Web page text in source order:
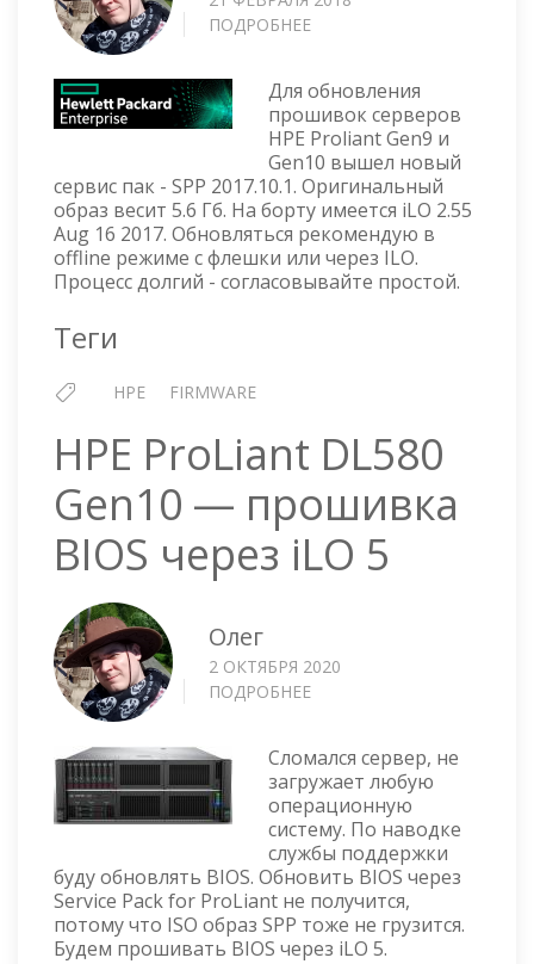
ПОДРОБНЕЕ
PACK
FOR
PROLIANT
—
VERSION
2017.10.1
Для обновления
прошивок серверов
HPE Proliant Gen9 и
Gen10 вышел новый
сервис пак - SPP 2017.10.1. Оригинальный
образ весит 5.6 Гб. На борту имеется iLO 2.55
Aug 16 2017. Обновляться рекомендую в
offline режиме с флешки или через ILO.
Процесс долгий - согласовывайте простой.
Теги
HPE FIRMWARE
HPE ProLiant DL580
Gen10 — прошивка
BIOS через iLO 5
Олег
2 ОКТЯБРЯ 2020
ПОДРОБНЕЕ
DL580
GEN10
—
ПРОШИВКА
BIOS
ЧЕРЕЗ
ILO
5
Сломался сервер, не
загружает любую
операционную
систему. По наводке
службы поддержки
буду обновлять BIOS. Обновить BIOS через
Service Pack for ProLiant не получится,
потому что ISO образ SPP тоже не грузится.
Будем прошивать BIOS через iLO 5.